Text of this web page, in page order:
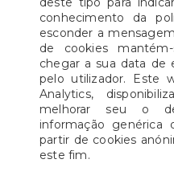
conhecimento da
esconder a
de cookies
chegar a sua data de
pelo utilizador. Este
Analytics,
melhorar seu o
informação genérica
partir de cookies
este fim.